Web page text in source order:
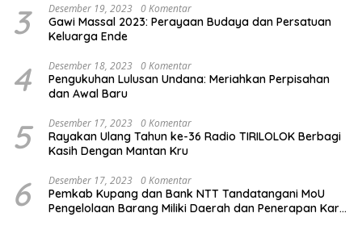
3 Desember 19, 2023 0 Komentar
Gawi Massal 2023: Perayaan Budaya dan Persatuan
Keluarga Ende
4 Desember 18, 2023 0 Komentar
Pengukuhan Lulusan Undana: Meriahkan Perpisahan
dan Awal Baru
5 Desember 17, 2023 0 Komentar
Rayakan Ulang Tahun ke-36 Radio TIRILOLOK Berbagi
Kasih Dengan Mantan Kru
6 Desember 17, 2023 0 Komentar
Pemkab Kupang dan Bank NTT Tandatangani MoU
Pengelolaan Barang Miliki Daerah dan Penerapan Kartu